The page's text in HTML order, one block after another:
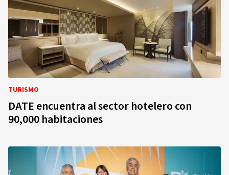
TURISMO
DATE encuentra al sector hotelero con
90,000 habitaciones